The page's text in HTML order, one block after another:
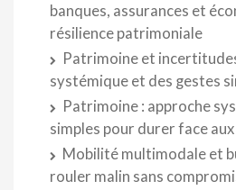
banques, assurances et
résilience patrimoniale
Patrimoine et
systémique et des gestes
Patrimoine : approche
simples pour durer face
Mobilité multimodale et
rouler malin sans